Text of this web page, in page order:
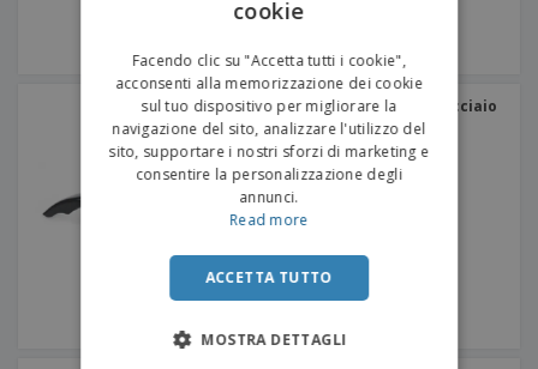
Cavatappi premium in acciaio
inossidabile | Cavatappi
cookie
Facendo clic su "Accetta tutti i cookie",
acconsenti alla memorizzazione dei cookie
sul tuo dispositivo per migliorare la
navigazione del sito, analizzare l'utilizzo del
sito, supportare i nostri sforzi di marketing e
consentire la personalizzazione degli
annunci.
Read more
ACCETTA TUTTO
MOSTRA DETTAGLI